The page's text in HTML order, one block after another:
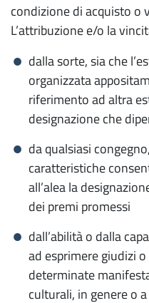
Registro delle
Dati e documenti
Diritto annuale
Certificati e
Attestato di
Carnet ATA
Certificato di
Visto di
Visto poteri di
condizione di acquisto o
L’attribuzione e/o la
dalla sorte, sia che
organizzata
riferimento ad altra
designazione che
da qualsiasi
caratteristiche
all’alea la
dei premi promessi
dall’abilità o dalla
ad esprimere giudizi
determinate
culturali, in genere o